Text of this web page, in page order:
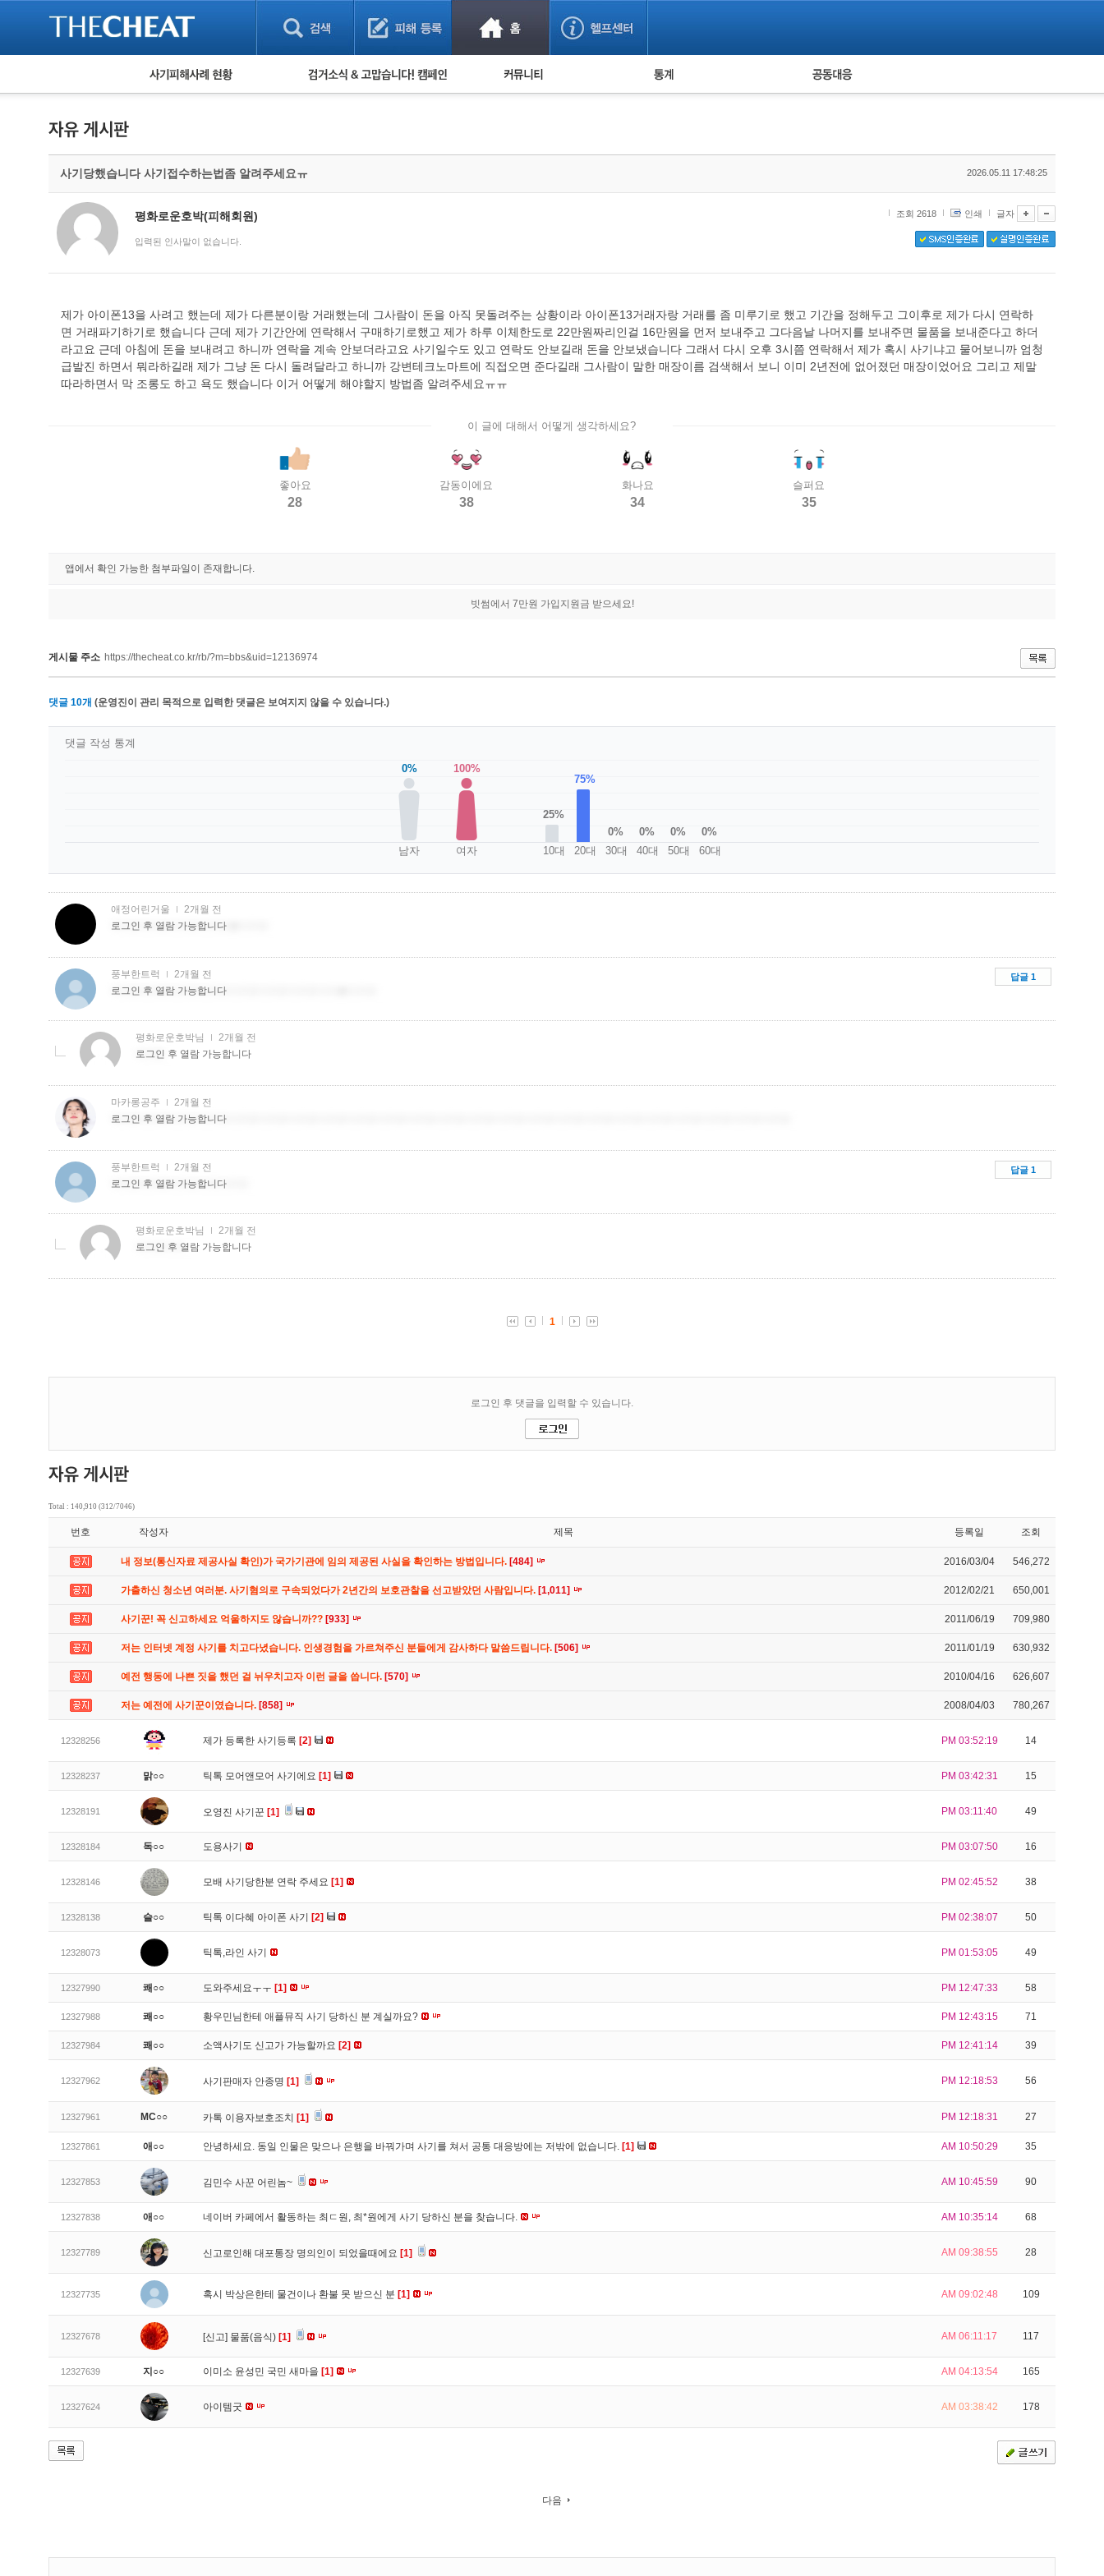
피해사례 현황
보이스피싱 피해사례
유해사이트 목록
비공개 피해사례
워킹홀리데이 피해사례
검거 소식 사기 예방했어요! 누적 피해사례 통계 피해자 공동대응
사기당했습니다 사기접수하는법좀 알려주세요ㅠ 2026.05.11 17:48:25
평화로운호박(피해회원)
입력된 인사말이 없습니다.
조회 2618 인쇄 글자
제가 아이폰13을 사려고 했는데 제가 다른분이랑 거래했는데 그사람이 돈을 아직 못돌려주는 상황이라 아이폰13거래자랑 거래를 좀 미루기로 했고 기간을 정해두고 그이후로 제가 다시 연락하
면 거래파기하기로 했습니다 근데 제가 기간안에 연락해서 구매하기로했고 제가 하루 이체한도로 22만원짜리인걸 16만원을 먼저 보내주고 그다음날 나머지를 보내주면 물품을 보내준다고 하더
라고요 근데 아침에 돈을 보내려고 하니까 연락을 계속 안보더라고요 사기일수도 있고 연락도 안보길래 돈을 안보냈습니다 그래서 다시 오후 3시쯤 연락해서 제가 혹시 사기냐고 물어보니까 엄청
급발진 하면서 뭐라하길래 제가 그냥 돈 다시 돌려달라고 하니까 강변테크노마트에 직접오면 준다길래 그사람이 말한 매장이름 검색해서 보니 이미 2년전에 없어졌던 매장이었어요 그리고 제말
따라하면서 막 조롱도 하고 욕도 했습니다 이거 어떻게 해야할지 방법좀 알려주세요ㅠㅠ
이 글에 대해서 어떻게 생각하세요?
좋아요
28
감동이에요
38
화나요
34
슬퍼요
35
앱에서 확인 가능한 첨부파일이 존재합니다.
빗썸에서 7만원 가입지원금 받으세요!
게시물 주소 https://thecheat.co.kr/rb/?m=bbs&uid=12136974
댓글 10개 (운영진이 관리 목적으로 입력한 댓글은 보여지지 않을 수 있습니다.)
0%
남자
100%
여자
25%
10대
75%
20대
0%
30대
0%
40대
0%
50대
0%
60대
댓글 작성 통계
Total : 140,910 (312/7046)
번호 작성자 제목 등록일 조회
내 정보(통신자료 제공사실 확인)가 국가기관에 임의 제공된 사실을 확인하는 방법입니다. [484] 2016/03/04 546,272
가출하신 청소년 여러분. 사기혐의로 구속되었다가 2년간의 보호관찰을 선고받았던 사람입니다. [1,011] 2012/02/21 650,001
사기꾼! 꼭 신고하세요 억울하지도 않습니까?? [933] 2011/06/19 709,980
저는 인터넷 계정 사기를 치고다녔습니다. 인생경험을 가르쳐주신 분들에게 감사하다 말씀드립니다. [506] 2011/01/19 630,932
예전 행동에 나쁜 짓을 했던 걸 뉘우치고자 이런 글을 씁니다. [570] 2010/04/16 626,607
저는 예전에 사기꾼이였습니다. [858] 2008/04/03 780,267
12328256 제가 등록한 사기등록 [2] PM 03:52:19 14
12328237 맑○○ 틱톡 모어앤모어 사기에요 [1] PM 03:42:31 15
12328191 오영진 사기꾼 [1] PM 03:11:40 49
12328184 독○○ 도용사기 PM 03:07:50 16
12328146 모배 사기당한분 연락 주세요 [1] PM 02:45:52 38
12328138 슬○○ 틱톡 이다혜 아이폰 사기 [2] PM 02:38:07 50
12328073 틱톡,라인 사기 PM 01:53:05 49
12327990 쾌○○ 도와주세요ㅜㅜ [1] PM 12:47:33 58
12327988 쾌○○ 황우민님한테 애플뮤직 사기 당하신 분 계실까요? PM 12:43:15 71
12327984 쾌○○ 소액사기도 신고가 가능할까요 [2] PM 12:41:14 39
12327962 사기판매자 안종명 [1] PM 12:18:53 56
12327961 MC○○ 카톡 이용자보호조치 [1] PM 12:18:31 27
12327861 애○○ 안녕하세요. 동일 인물은 맞으나 은행을 바꿔가며 사기를 쳐서 공통 대응방에는 저밖에 없습니다. [1] AM 10:50:29 35
12327853 김민수 사꾼 어린놈~ AM 10:45:59 90
12327838 애○○ 네이버 카페에서 활동하는 최ㄷ원, 최*원에게 사기 당하신 분을 찾습니다. AM 10:35:14 68
12327789 신고로인해 대포통장 명의인이 되었을때에요 [1] AM 09:38:55 28
12327735 혹시 박상은한테 물건이나 환불 못 받으신 분 [1] AM 09:02:48 109
12327678 [신고] 물품(음식) [1] AM 06:11:17 117
12327639 지○○ 이미소 윤성민 국민 새마을 [1] AM 04:13:54 165
12327624 아이템굿 AM 03:38:42 178
다음